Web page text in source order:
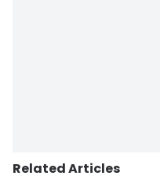
Related Articles